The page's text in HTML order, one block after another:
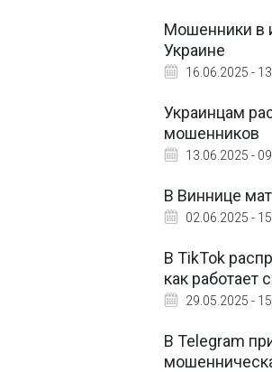
Мошенники в
Украине
16.06.2025 -
Украинцам
мошенников
13.06.2025 -
В Виннице
02.06.2025 -
В TikTok
как работает
29.05.2025 -
В Telegram